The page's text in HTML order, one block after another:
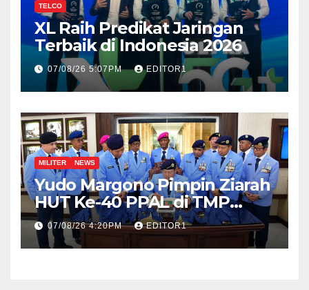
TELCO
XL Raih Predikat Jaringan
Terbaik di Indonesia 2026
07/08/26 5:07PM EDITOR1
MILITER NEWS
Yudo Margono Pimpin Ziarah
HUT Ke-40 PPAL di TMP
Kalibata
07/08/26 4:20PM EDITOR1